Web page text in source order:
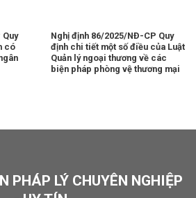
có
Nghị định 86/2025/NĐ-CP Quy
định chi tiết một số điều của Luật
Quản lý ngoại thương về các
biện pháp phòng vệ thương mại
PHÁP LÝ CHUYÊN NGHIỆP